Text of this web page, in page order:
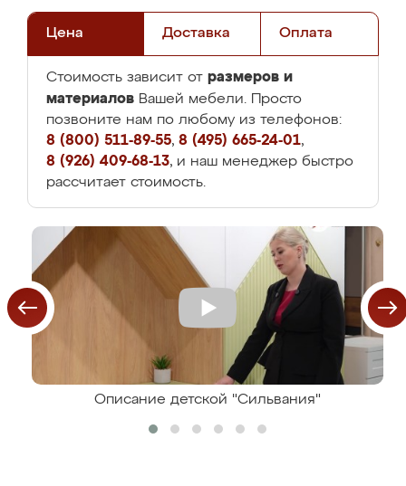
Цена Доставка Оплата
Стоимость зависит от размеров и
материалов Вашей мебели. Просто
позвоните нам по любому из телефонов:
8 (800) 511-89-55, 8 (495) 665-24-01,
8 (926) 409-68-13, и наш менеджер быстро
рассчитает стоимость.
Описание детской "Сильвания"